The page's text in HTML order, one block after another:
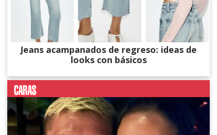
Jeans acampanados de regreso: ideas de
looks con básicos